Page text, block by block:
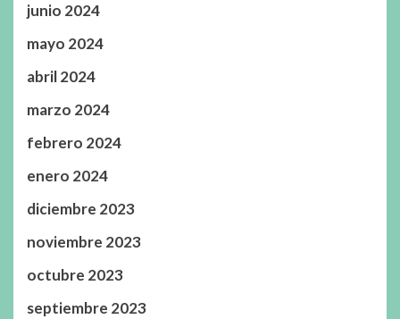
junio 2024
mayo 2024
abril 2024
marzo 2024
febrero 2024
enero 2024
diciembre 2023
noviembre 2023
octubre 2023
septiembre 2023